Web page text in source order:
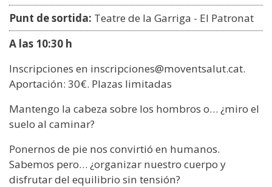
Punt de sortida: Teatre de la Garriga - El Patronat
A las 10:30 h
Inscripciones en inscripciones@moventsalut.cat.
Aportación: 30€. Plazas limitadas
Mantengo la cabeza sobre los hombros o… ¿miro el
suelo al caminar?
Ponernos de pie nos convirtió en humanos.
Sabemos pero… ¿organizar nuestro cuerpo y
disfrutar del equilibrio sin tensión?